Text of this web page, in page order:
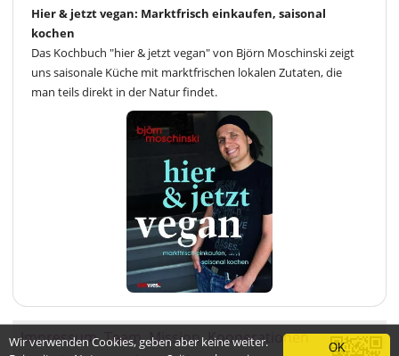
Hier & jetzt vegan: Marktfrisch einkaufen, saisonal
kochen
Das Kochbuch "hier & jetzt vegan" von Björn Moschinski zeigt
uns saisonale Küche mit marktfrischen lokalen Zutaten, die
man teils direkt in der Natur findet.
ImpressumTeamMissionKooperationen
OK
Wir verwenden Cookies, geben aber keine weiter.